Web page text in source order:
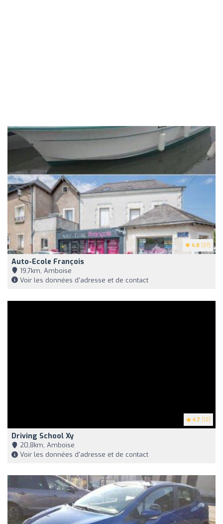
4.8 (37)
Auto-Ecole François
19,7km, Amboise
Voir les données d'adresse et de contact
4.7 (12)
Driving School Xy
20,8km, Amboise
Voir les données d'adresse et de contact